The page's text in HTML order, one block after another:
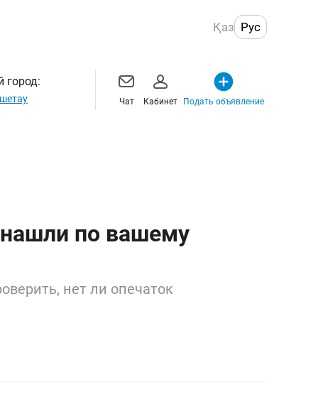
Қаз Рус
город:
Чат Кабинет Подать объявление
по вашему
нет ли опечаток